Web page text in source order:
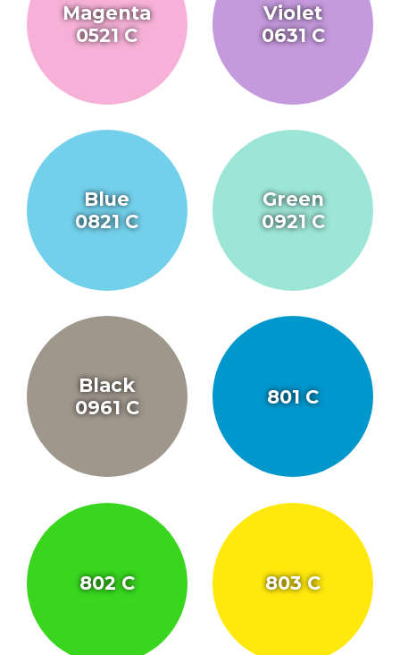
Magenta
0521 C
Violet
0631 C
Blue
0821 C
Green
0921 C
Black
0961 C
801 C
802 C 803 C